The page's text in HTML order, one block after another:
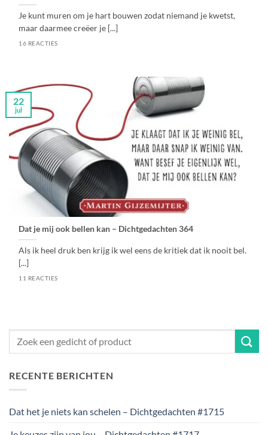
Je kunt muren om je hart bouwen zodat niemand je kwetst,
maar daarmee creëer je [...]
16 REACTIES
Dat je mij ook bellen kan – Dichtgedachten 364
Als ik heel druk ben krijg ik wel eens de kritiek dat ik nooit bel.
[...]
11 REACTIES
22
jul
RECENTE BERICHTEN
Dat het je niets kan schelen – Dichtgedachten #1715